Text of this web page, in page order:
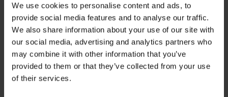
We use cookies to personalise content and ads, to
provide social media features and to analyse our traffic.
We also share information about your use of our site with
our social media, advertising and analytics partners who
may combine it with other information that you’ve
provided to them or that they’ve collected from your use
of their services.
LIMITED